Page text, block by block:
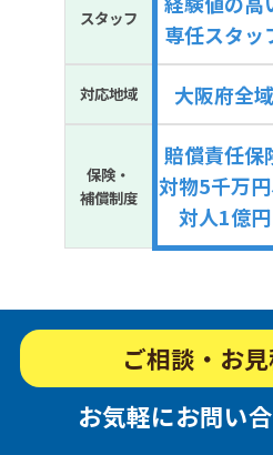
スタッフ
専任スタッ
対応地域 大阪府全域
保険・
補償制度
賠償責任保
対物5千万円
対人1億円
ご相談・お
お気軽にお問い